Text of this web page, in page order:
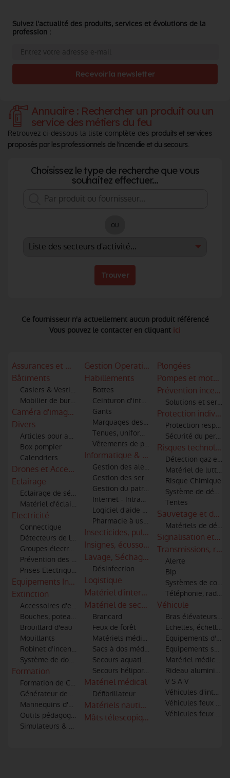
Annuaire : Rechercher un produit ou un
service des métiers du feu
Retrouvez ci-dessous la liste complète des produits et services
proposés par les professionnels de l'incendie et du secours.
Choisissez le type de recherche que vous
souhaitez effectuer...
ou
Trouver
Ce fournisseur n'a actuellement aucun produit référencé
Vous pouvez le contacter en cliquant ici
Assurances et mutuelles
Bâtiments
Casiers & Vestiaires
Mobilier de bureau
Caméra d'imagerie thermique - infra rouge
Divers
Articles pour amicale
Box pompier
Calendriers
Drones et Accessoires
Eclairage
Eclairage de sécurité
Matériel d'éclairage
Electricité
Connectique
Détecteurs de lignes haute tension pour moyens aériens
Groupes électrogènes
Prévention des risques électriques
Prises Electriques
Equipements Industriels
Extinction
Accessoires d'extinction (tuyaux, lances, robinets, raccords)
Bouches, poteaux d'incendie et points d'eau
Brouillard d'eau
Mouillants
Robinet d'incendie
Système de dosage additifs
Formation
Formation de Conduite Opérationnelle des véhicules
Générateur de fumée
Mannequins d'entrainement
Outils pédagogiques
Simulateurs & Réalité virtuelle
Gestion Operationnelle
Habillements
Bottes
Ceinturon d'intervention
Gants
Marquages des articles textiles
Tenues, uniformes
Vêtements de protection, scaphandres
Informatique & logiciels
Gestion des alertes et informatique
Gestion des services techniques
Gestion du patrimoine
Internet - Intranet - Extranet
Logiciel d'aide à la décision
Pharmacie à usage intérieur
Insecticides, pulvérisateurs,
Insignes, écussons et patronymes
Lavage, Séchage & Entretien
Désinfection
Logistique
Matériel d'intervention incendie et
Matériel de secours
Brancard
Feux de forêt
Matériels médical et de secourisme
Sacs à dos médicaux
Secours aquatiques
Secours héliporté et hélitreuillage
Matériel médical
Défibrillateur
Matériels nautiques
Mâts télescopiques
Plongées
Pompes et
Prévention incendie
Solutions et
Protection
Protection
Sécurité du
Risques
Détection gaz et
Matériel de lutte
Risque Chimique
Système de
Tentes
Sauvetage et
Matériels de
Signalisation et
Transmissions,
Alerte
Bip
Systèmes de
Téléphonie, radio-
Véhicule
Bras élévateurs
Echelles, échelles
Equipements
Equipements
Matériel médical
Rideau aluminium
V S A V
Véhicules
Véhicules feux de
Véhicules feux
Suivez l'actualité des produits, services et évolutions de la
profession :
Recevoir la newsletter